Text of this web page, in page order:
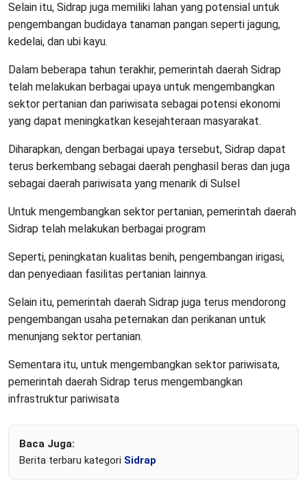
Selain itu, Sidrap juga memiliki lahan yang potensial untuk
pengembangan budidaya tanaman pangan seperti jagung,
kedelai, dan ubi kayu.
Dalam beberapa tahun terakhir, pemerintah daerah Sidrap
telah melakukan berbagai upaya untuk mengembangkan
sektor pertanian dan pariwisata sebagai potensi ekonomi
yang dapat meningkatkan kesejahteraan masyarakat.
Diharapkan, dengan berbagai upaya tersebut, Sidrap dapat
terus berkembang sebagai daerah penghasil beras dan juga
sebagai daerah pariwisata yang menarik di Sulsel
Untuk mengembangkan sektor pertanian, pemerintah daerah
Sidrap telah melakukan berbagai program
Seperti, peningkatan kualitas benih, pengembangan irigasi,
dan penyediaan fasilitas pertanian lainnya.
Selain itu, pemerintah daerah Sidrap juga terus mendorong
pengembangan usaha peternakan dan perikanan untuk
menunjang sektor pertanian.
Sementara itu, untuk mengembangkan sektor pariwisata,
pemerintah daerah Sidrap terus mengembangkan
infrastruktur pariwisata
Baca Juga:
Berita terbaru kategori Sidrap